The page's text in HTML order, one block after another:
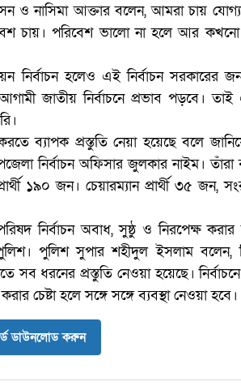
নাসিমা আক্তার বলেন, আমরা চায় যোগ্য
চায়। পরিবেশ ভালো না হলে আর
নির্বাচন হলেও এই নির্বাচন সরকারের
জাতীয় নির্বাচনে প্রভাব পড়বে।
ব্যাপক প্রস্তুতি নেয়া হয়েছে বলে
নির্বাচন অফিসার জুলকার নাইম। তাঁরা
১৯০ জন। চেয়ারম্যান প্রার্থী ৩৫ জন,
নির্বাচন অবাধ, সুষ্ঠু ও নিরপেক্ষ করার
পুলিশ সুপার শহীদুল ইসলাম বলেন,
সব ধরনের প্রস্তুতি নেওয়া হয়েছে।
চেষ্টা হলে সঙ্গে সঙ্গে ব্যবস্থা নেওয়া হবে।
ডাউনলোড করুন